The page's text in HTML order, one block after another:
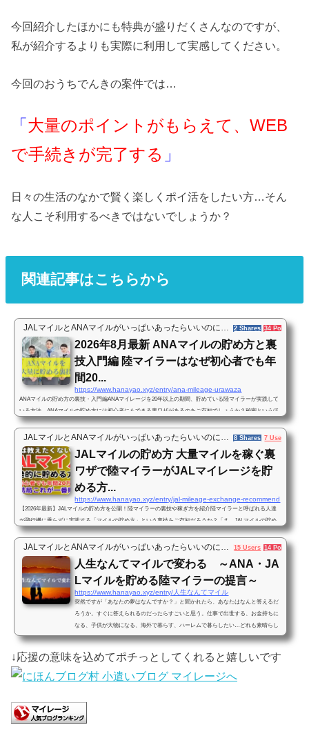
今回紹介したほかにも特典が盛りだくさんなのですが、
私が紹介するよりも実際に利用して実感してください。
今回のおうちでんきの案件では…
「 大量のポイントがもらえて、WEB
で手続きが完了する 」
日々の生活のなかで賢く楽しくポイ活をしたい方…そん
な人こそ利用するべきではないでしょうか？
関連記事はこちらから
JALマイルとANAマイルがいっぱいあったらいいのに… 2 Shares 34 Pockets
2026年8月最新 ANAマイルの貯め方と裏
技入門編 陸マイラーはなぜ初心者でも年
間20...
https://www.hanayao.xyz/entry/ana-mileage-urawaza
ANAマイルの貯め方の裏技・入門編ANAマイレージを20年以上の期間、貯めている陸マイラーが実践して
いる方法、ANAマイルの貯め方には初心者にもできる裏ワザがあるのをご存知でしょうか？秘密というほ
どではないのですが、一般の人にはあまり知られていない、効率的にANAマイルを貯める方法があるんで
す。私も初めて聞いた時はこう思いました。「ANAマイルの貯め方や使い方に裏ワザがある？なんか胡散
臭いな…」けれども実際にこの裏ワザを使うようになってからは、初心者の私でも1年間に20万マイル以
上のANAマイルを貯めることができま...
JALマイルとANAマイルがいっぱいあったらいいのに… 8 Shares 7 Users
JALマイルの貯め方 大量マイルを稼ぐ裏
ワザで陸マイラーがJALマイレージを貯
める方...
https://www.hanayao.xyz/entry/jal-mileage-exchange-recommend
【2026年最新】JALマイルの貯め方を公開！陸マイラーの裏技や稼ぎ方を紹介陸マイラーと呼ばれる人達
が飛行機に乗らずに実践する「マイルの貯め方」という裏技をご存知だろうか？「え、JALマイルの貯め
方に裏技なんて存在するの？」そう感じた人は海外旅行や出張などで少しだけJALマイルを貯めているこ
とだろう。しかしフライトマイルやJALカードの利用だけで大量のマイルを貯めることはほとんど不可能
と言って良いだろう。そこで、何も知らない方に向けてJALマイルを貯める方法の入門編の情報共有をし
ていこう。フライトやクレジットカ...
JALマイルとANAマイルがいっぱいあったらいいのに… 15 Users 14 Pockets
人生なんてマイルで変わる ～ANA・JA
Lマイルを貯める陸マイラーの提言～
https://www.hanayao.xyz/entry/人生なんてマイル
突然ですが「あなたの夢はなんですか？」と聞かれたら、あなたはなんと答えるだ
ろうか。すぐに答えられるのだったらすごいと思う。仕事で出世する、お金持ちに
なる、子供が大物になる、海外で暮らす、ハーレムで暮らしたい…どれも素晴らし
い夢だ。（最後を除く）では「あなたは夢に向かって何ををしているか？」と聞か
人生の価値観が変わった人間の物語。もしもあなたが先の質問に明確にに答えを返
せるのならば、このブログを読む必要は無いのでそっとスマ...
↓応援の意味を込めてポチっとしてくれると嬉しいです